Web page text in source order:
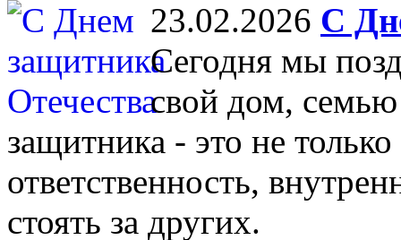
23.02.2026 С
Сегодня мы
свой дом,
защитника - это не
ответственность,
стоять за других.